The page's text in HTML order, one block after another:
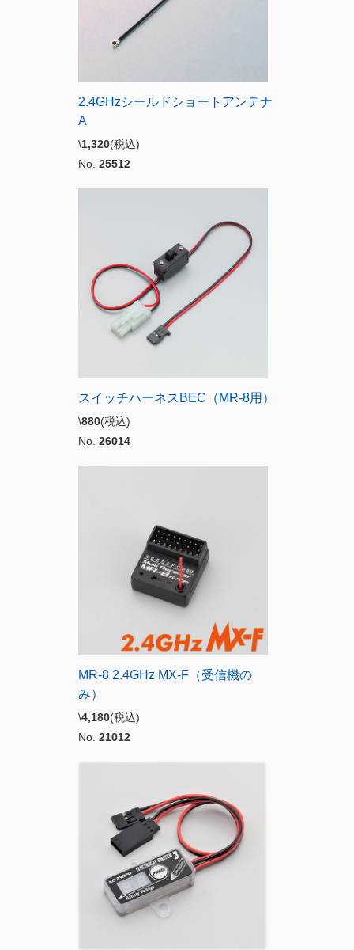
2.4GHzシールドショートアンテナ
A
\1,320(税込)
No. 25512
スイッチハーネスBEC（MR-8用）
\880(税込)
No. 26014
MR-8 2.4GHz MX-F（受信機の
み）
\4,180(税込)
No. 21012